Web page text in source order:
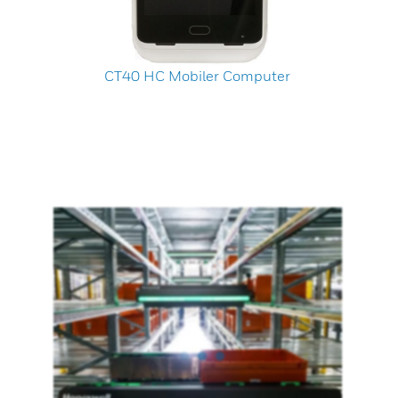
CT40 HC Mobiler Computer